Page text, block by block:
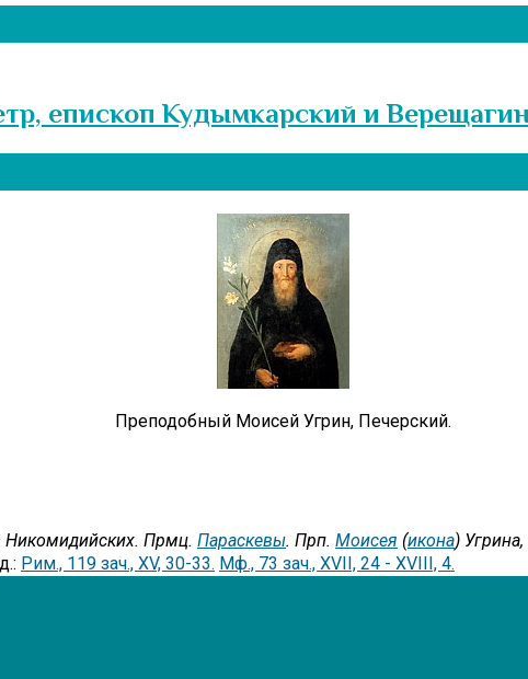
епископ Кудымкарский и
Преподобный Моисей Угрин, Печерский.
Никомидийских. Прмц. Параскевы. Прп. Моисея (икона)
Рим., 119 зач., XV, 30-33. Мф., 73 зач., XVII, 24 - XVIII, 4.